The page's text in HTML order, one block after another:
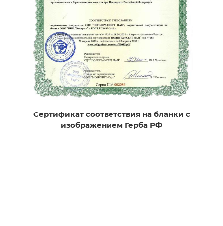
Сертификат соответствия на бланки с
изображением Герба РФ